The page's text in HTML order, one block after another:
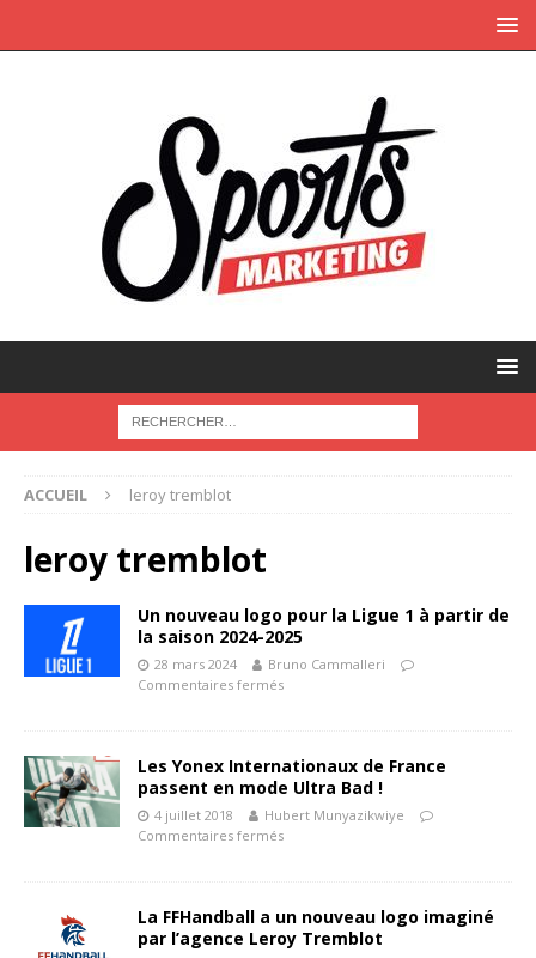
ACCUEIL leroy tremblot
leroy tremblot
Un nouveau logo pour la Ligue 1 à partir de
la saison 2024-2025
28 mars 2024
Bruno Cammalleri
Commentaires fermés
Les Yonex Internationaux de France
passent en mode Ultra Bad !
4 juillet 2018
Hubert Munyazikwiye
Commentaires fermés
La FFHandball a un nouveau logo imaginé
par l’agence Leroy Tremblot